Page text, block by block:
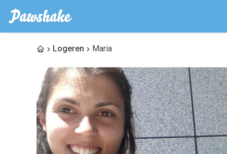
Logeren Maria